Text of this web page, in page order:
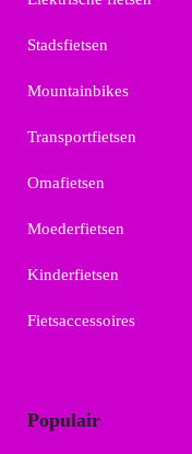
Stadsfietsen
Mountainbikes
Transportfietsen
Omafietsen
Moederfietsen
Kinderfietsen
Fietsaccessoires
Populair